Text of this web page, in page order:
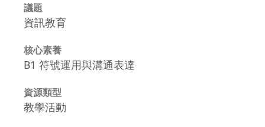
議題
資訊教育
核心素養
B1 符號運用與溝通表達
資源類型
教學活動